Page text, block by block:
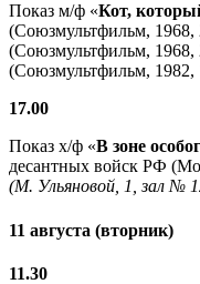
Показ м/ф «Кот,
(Союзмультфильм, 1968,
(Союзмультфильм, 1968,
(Союзмультфильм,
17.00
Показ х/ф «В зоне
десантных войск РФ
(М. Ульяновой, 1, зал №
11 августа (вторник)
11.30